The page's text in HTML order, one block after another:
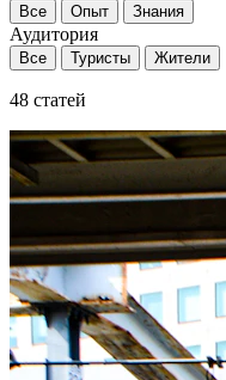
Все Опыт Знания
Аудитория
Все Туристы Жители
48 статей